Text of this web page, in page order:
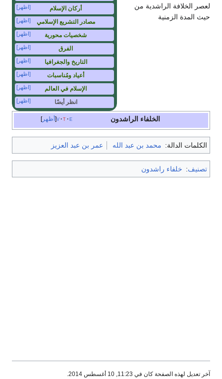
أركان الإسلام [اظهر]
مصادر التشريع الإسلامي [اظهر]
شخصيات محورية [اظهر]
الفرق [اظهر]
التاريخ والجغرافيا [اظهر]
أعياد ومُناسبات [اظهر]
الإسلام في العالم [اظهر]
انظر أيضًا [اظهر]
لعصر الخلافة الراشدية من
حيث المدة الزمنية
أظهر v t e الخلفاء الراشدون
الكلمات الدالة: محمد بن عبد الله عمر بن عبد العزيز
تصنيف: خلفاء راشدون
آخر تعديل لهذه الصفحة كان في 11:23, 10 أغسطس 2014.